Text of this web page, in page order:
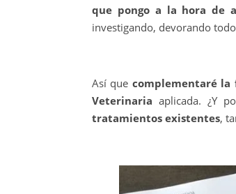
que pongo a la hora de
investigando, devorando
Así que complementaré la
Veterinaria aplicada. ¿Y
tratamientos existentes,